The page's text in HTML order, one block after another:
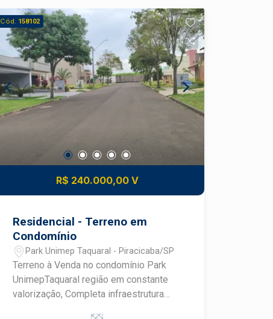
Localização privilegiada, ideal para
quem busca praticidade e segurança!
Cód. 158102
R$ 240.000,00 V
Residencial - Terreno em
Condomínio
Park Unimep Taquaral - Piracicaba/SP
Terreno à Venda no condomínio Park
UnimepTaquaral região em constante
valorização, Completa infraestrutura